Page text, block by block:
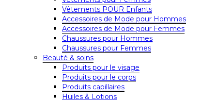
Vêtements POUR Enfants
Accessoires de Mode pour Hommes
Accessoires de Mode pour Femmes
Chaussures pour Hommes
Chaussures pour Femmes
Beauté & soins
Produits pour le visage
Produits pour le corps
Produits capillaires
Huiles & Lotions